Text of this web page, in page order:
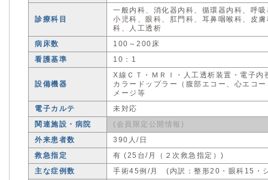
診療科目
一般内科、消化器内科、循環器内科、呼
小児科、眼科、肛門科、耳鼻咽喉科、皮
科、人工透析
病床数
100～200床
看護基準
10：1
設備機器
X線ＣＴ・ＭＲＩ・人工透析装置・電子
カラードップラー（腹部エコー、心エコ
メージ等
電子カルテ
未対応
関連施設・病院
(会員限定公開情報)
外来患者数
390人/日
救急指定
有 (25台/月（２次救急指定）)
主な症例数
手術45例/月 (内訳：整形20・眼科15・